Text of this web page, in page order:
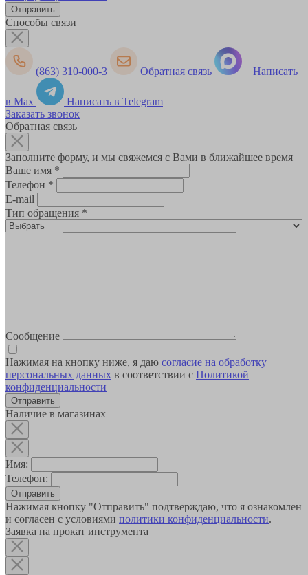
Способы связи
(863) 310-000-3 Обратная связь Написать
в Max
Написать в Telegram
Заказать звонок
Обратная связь
Заполните форму, и мы свяжемся с Вами в ближайшее время
Ваше имя *
Телефон *
E-mail
Тип обращения *
Сообщение
Нажимая на кнопку ниже, я даю согласие на обработку
персональных данных в соответствии с Политикой
конфиденциальности
Наличие в магазинах
Имя:
Телефон:
Отправить
Нажимая кнопку "Отправить" подтверждаю, что я ознакомлен
и согласен с условиями политики конфиденциальности.
Заявка на прокат инструмента